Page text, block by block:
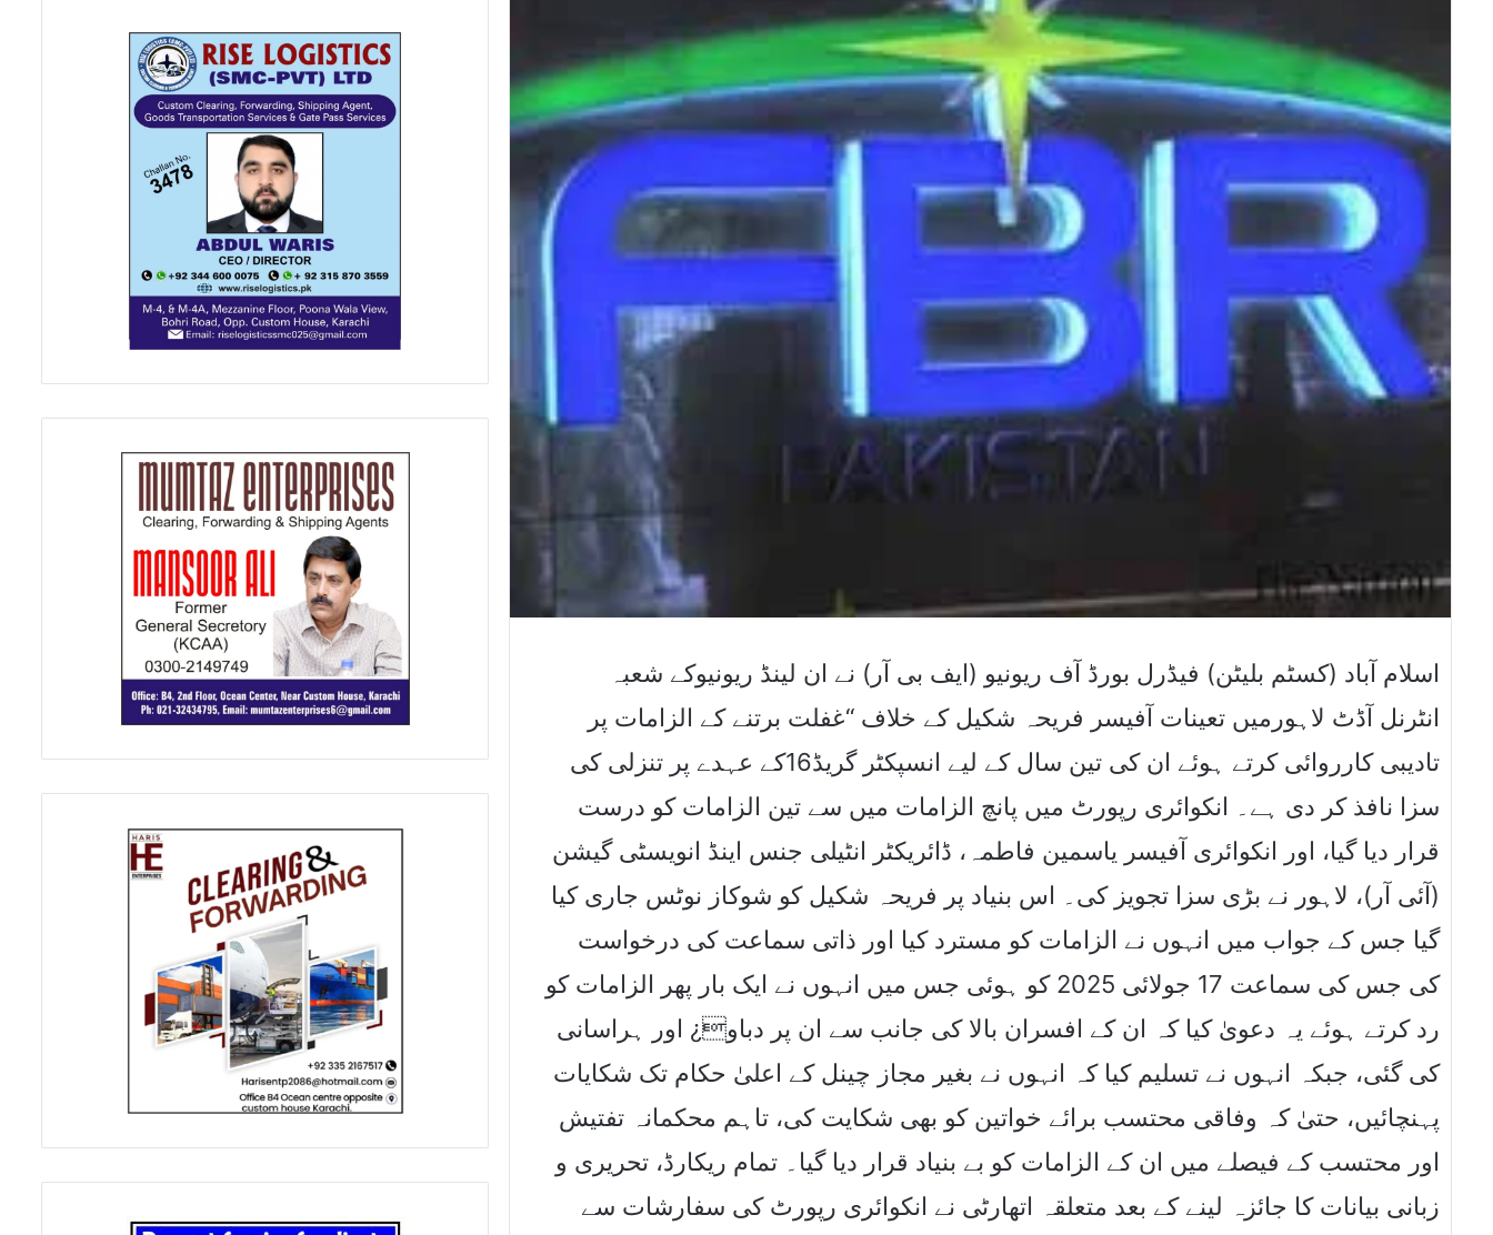
اسلام آباد (کسٹم بلیٹن) فیڈرل بورڈ آف ریونیو (ایف بی آر) نے ان لینڈ ریونیوکے شعبہ
انٹرنل آڈٹ لاہورمیں تعینات آفیسر فریحہ شکیل کے خلاف “غفلت برتنے کے الزامات پر
تادیبی کارروائی کرتے ہوئے ان کی تین سال کے لیے انسپکٹر گریڈ16کے عہدے پر تنزلی کی
سزا نافذ کر دی ہے۔ انکوائری رپورٹ میں پانچ الزامات میں سے تین الزامات کو درست
قرار دیا گیا، اور انکوائری آفیسر یاسمین فاطمہ، ڈائریکٹر انٹیلی جنس اینڈ انویسٹی گیشن
(آئی آر)، لاہور نے بڑی سزا تجویز کی۔ اس بنیاد پر فریحہ شکیل کو شوکاز نوٹس جاری کیا
گیا جس کے جواب میں انہوں نے الزامات کو مسترد کیا اور ذاتی سماعت کی درخواست
کی جس کی سماعت 17 جولائی 2025 کو ہوئی جس میں انہوں نے ایک بار پھر الزامات کو
رد کرتے ہوئے یہ دعویٰ کیا کہ ان کے افسران بالا کی جانب سے ان پر دباو¿ اور ہراسانی
کی گئی، جبکہ انہوں نے تسلیم کیا کہ انہوں نے بغیر مجاز چینل کے اعلیٰ حکام تک شکایات
پہنچائیں، حتیٰ کہ وفاقی محتسب برائے خواتین کو بھی شکایت کی، تاہم محکمانہ تفتیش
اور محتسب کے فیصلے میں ان کے الزامات کو بے بنیاد قرار دیا گیا۔ تمام ریکارڈ، تحریری و
زبانی بیانات کا جائزہ لینے کے بعد متعلقہ اتھارٹی نے انکوائری رپورٹ کی سفارشات سے